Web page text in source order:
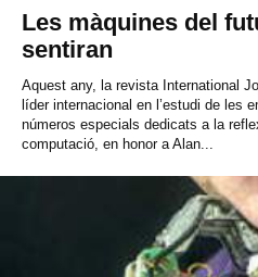
Agenda
CERCAR
Les màquines del
sentiran
Aquest any, la revista International
líder internacional en l’estudi de les
números especials dedicats a la
computació, en honor a Alan...